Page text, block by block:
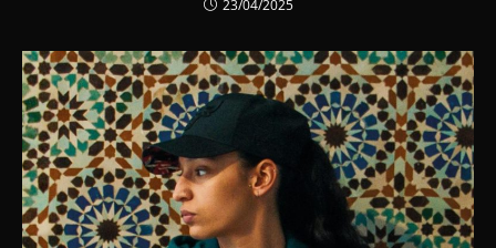
23/04/2025